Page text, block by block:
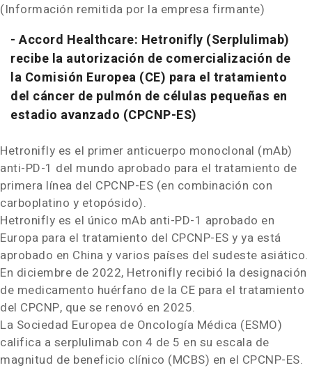
(Información remitida por la empresa firmante)
- Accord Healthcare: Hetronifly (Serplulimab)
recibe la autorización de comercialización de
la Comisión Europea (CE) para el tratamiento
del cáncer de pulmón de células pequeñas en
estadio avanzado (CPCNP-ES)
Hetronifly es el primer anticuerpo monoclonal (mAb)
anti-PD-1 del mundo aprobado para el tratamiento de
primera línea del CPCNP-ES (en combinación con
carboplatino y etopósido).
Hetronifly es el único mAb anti-PD-1 aprobado en
Europa para el tratamiento del CPCNP-ES y ya está
aprobado en China y varios países del sudeste asiático.
En diciembre de 2022, Hetronifly recibió la designación
de medicamento huérfano de la CE para el tratamiento
del CPCNP, que se renovó en 2025.
La Sociedad Europea de Oncología Médica (ESMO)
califica a serplulimab con 4 de 5 en su escala de
magnitud de beneficio clínico (MCBS) en el CPCNP-ES.